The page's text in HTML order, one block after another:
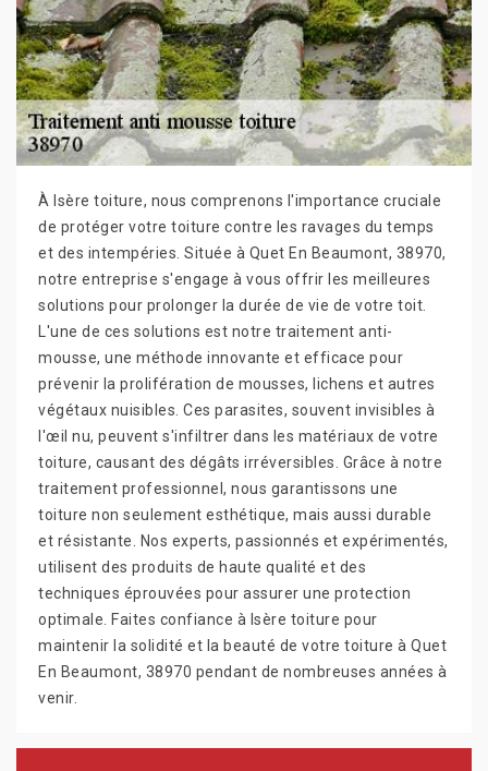
À Isère toiture, nous comprenons l'importance cruciale
de protéger votre toiture contre les ravages du temps
et des intempéries. Située à Quet En Beaumont, 38970,
notre entreprise s'engage à vous offrir les meilleures
solutions pour prolonger la durée de vie de votre toit.
L'une de ces solutions est notre traitement anti-
mousse, une méthode innovante et efficace pour
prévenir la prolifération de mousses, lichens et autres
végétaux nuisibles. Ces parasites, souvent invisibles à
l'œil nu, peuvent s'infiltrer dans les matériaux de votre
toiture, causant des dégâts irréversibles. Grâce à notre
traitement professionnel, nous garantissons une
toiture non seulement esthétique, mais aussi durable
et résistante. Nos experts, passionnés et expérimentés,
utilisent des produits de haute qualité et des
techniques éprouvées pour assurer une protection
optimale. Faites confiance à Isère toiture pour
maintenir la solidité et la beauté de votre toiture à Quet
En Beaumont, 38970 pendant de nombreuses années à
venir.